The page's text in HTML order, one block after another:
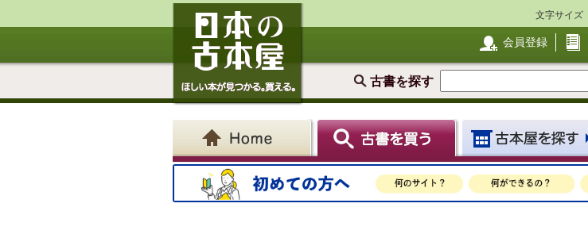
文字サイズ
会員登録
古書を探す